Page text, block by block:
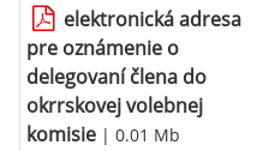
elektronická adresa
pre oznámenie o
delegovaní člena do
okrrskovej volebnej
komisie | 0.01 Mb